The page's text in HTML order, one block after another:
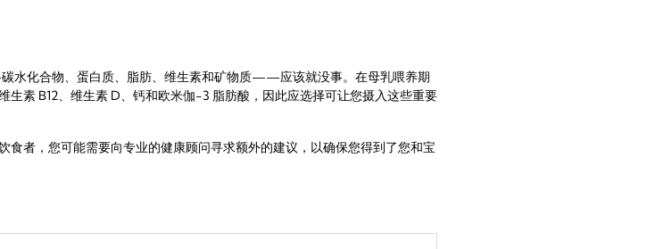
水化合物、蛋白质、脂肪、维生素和矿物质——应该就没事。在母乳喂养期
生素 B12、维生素 D、钙和欧米伽-3 脂肪酸，因此应选择可让您摄入这些重要
者，您可能需要向专业的健康顾问寻求额外的建议，以确保您得到了您和宝